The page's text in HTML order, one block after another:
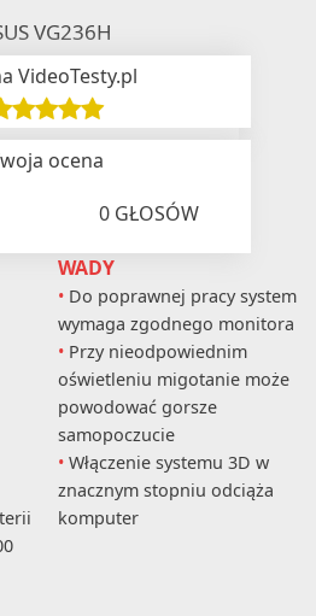
VG236H
VideoTesty.pl
ocena
0GŁOSÓW
WADY
Do poprawnej pracy system
wymaga zgodnego monitora
Przy nieodpowiednim
oświetleniu migotanie może
powodować gorsze
samopoczucie
Włączenie systemu 3D w
znacznym stopniu odciąża
komputer